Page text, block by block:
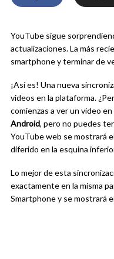
YouTube sigue
actualizaciones. La más
smartphone y terminar de
¡Así es! Una nueva
videos en la plataforma.
comienzas a ver un video en
Android, pero no puedes
YouTube web se mostrará
diferido en la esquina
Lo mejor de esta
exactamente en la misma
Smartphone y se mostrará